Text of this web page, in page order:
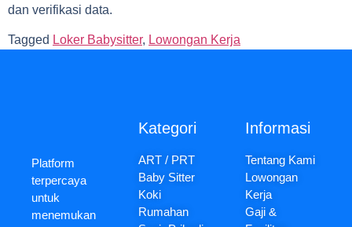
dan verifikasi data.
Tagged Loker Babysitter, Lowongan Kerja
Platform
terpercaya
untuk
menemukan
Kategori
ART / PRT
Baby Sitter
Koki
Rumahan
Informasi
Tentang Kami
Lowongan
Kerja
Gaji &